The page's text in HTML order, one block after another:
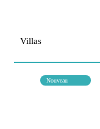
Villas
Nouveau